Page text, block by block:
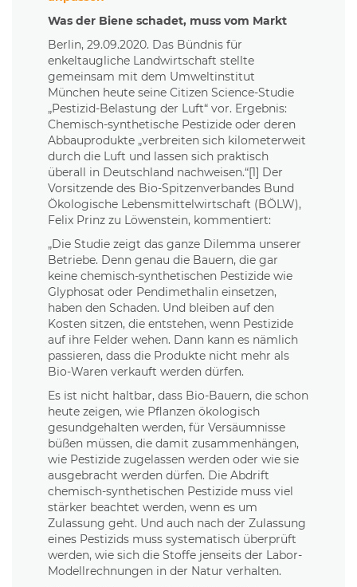
Was der Biene schadet, muss vom Markt
Berlin, 29.09.2020. Das Bündnis für
enkeltaugliche Landwirtschaft stellte
gemeinsam mit dem Umweltinstitut
München heute seine Citizen Science-Studie
„Pestizid-Belastung der Luft“ vor. Ergebnis:
Chemisch-synthetische Pestizide oder deren
Abbauprodukte „verbreiten sich kilometerweit
durch die Luft und lassen sich praktisch
überall in Deutschland nachweisen.“[1] Der
Vorsitzende des Bio-Spitzenverbandes Bund
Ökologische Lebensmittelwirtschaft (BÖLW),
Felix Prinz zu Löwenstein, kommentiert:
„Die Studie zeigt das ganze Dilemma unserer
Betriebe. Denn genau die Bauern, die gar
keine chemisch-synthetischen Pestizide wie
Glyphosat oder Pendimethalin einsetzen,
haben den Schaden. Und bleiben auf den
Kosten sitzen, die entstehen, wenn Pestizide
auf ihre Felder wehen. Dann kann es nämlich
passieren, dass die Produkte nicht mehr als
Bio-Waren verkauft werden dürfen.
Es ist nicht haltbar, dass Bio-Bauern, die schon
heute zeigen, wie Pflanzen ökologisch
gesundgehalten werden, für Versäumnisse
büßen müssen, die damit zusammenhängen,
wie Pestizide zugelassen werden oder wie sie
ausgebracht werden dürfen. Die Abdrift
chemisch-synthetischen Pestizide muss viel
stärker beachtet werden, wenn es um
Zulassung geht. Und auch nach der Zulassung
eines Pestizids muss systematisch überprüft
werden, wie sich die Stoffe jenseits der Labor-
Modellrechnungen in der Natur verhalten.